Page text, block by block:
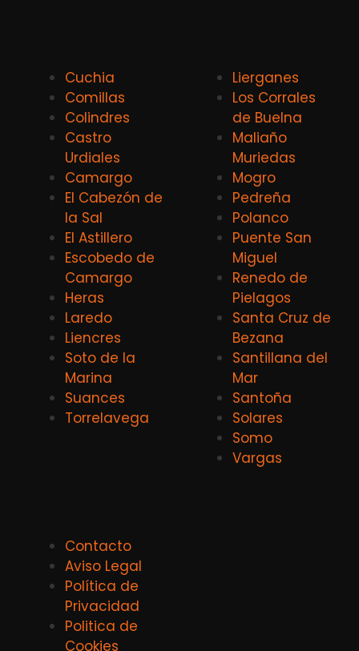
Cuchia
Comillas
Colindres
Castro
Urdiales
Camargo
El Cabezón de
la Sal
El Astillero
Escobedo de
Camargo
Heras
Laredo
Liencres
Soto de la
Marina
Suances
Torrelavega
Lierganes
Los Corrales
de Buelna
Maliaño
Muriedas
Mogro
Pedreña
Polanco
Puente San
Miguel
Renedo de
Pielagos
Santa Cruz de
Bezana
Santillana del
Mar
Santoña
Solares
Somo
Vargas
Contacto
Aviso Legal
Política de
Privacidad
Politica de
Cookies